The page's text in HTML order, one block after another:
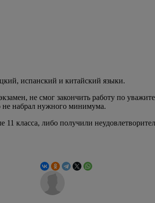
испанский и китайский языки.
не смог закончить работу по
не набрал нужного минимума.
класса, либо получили